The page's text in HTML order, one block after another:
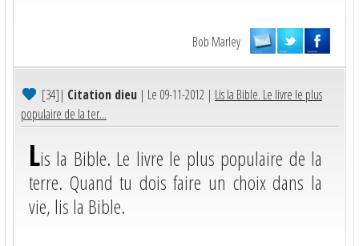
Bob Marley
[34]| Citation dieu | Le 09-11-2012 | Lis la Bible. Le livre le plus
populaire de la ter...
Lis la Bible. Le livre le plus populaire de la
terre. Quand tu dois faire un choix dans la
vie, lis la Bible.